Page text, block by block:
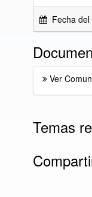
Fecha
Ver
Temas